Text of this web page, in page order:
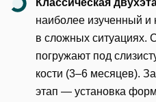
наиболее изученный
в сложных ситуациях.
погружают под
кости (3–6 месяцев).
этап — установка